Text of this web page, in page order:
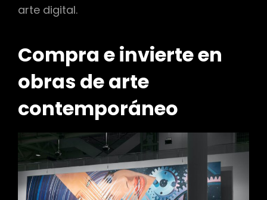
arte digital.
Compra e invierte en
obras de arte
contemporáneo